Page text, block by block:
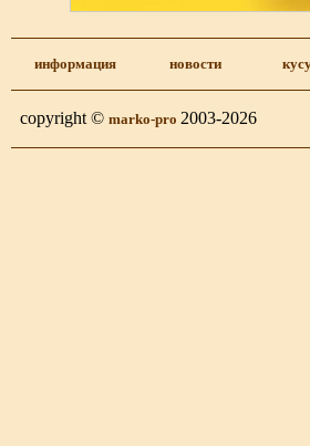
информация новости
copyright © marko-pro 2003-2026